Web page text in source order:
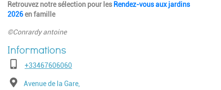
Retrouvez notre sélection pour les Rendez-vous aux jardins
2026en famille
©Conrardy antoine
Téléphone+33467606060
AdresseAvenue de la Gare,